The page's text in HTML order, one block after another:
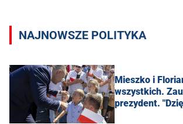
NAJNOWSZE POLITYKA
Mieszko i
wszystkich.
prezydent.